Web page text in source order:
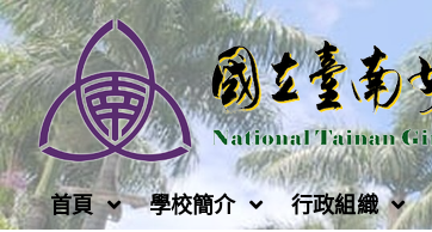
跳
轉
至
主
要
內
容
首頁 學校簡介 行政組織